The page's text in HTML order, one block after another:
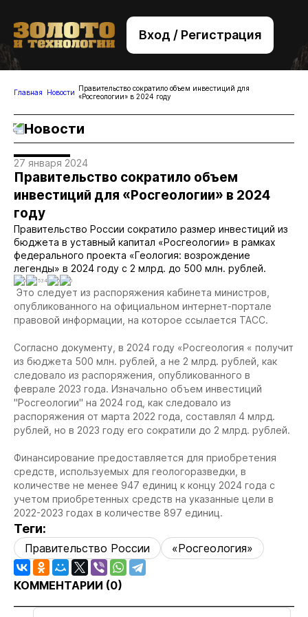
Вход / Регистрация
+7 (495) 221-76-32
bsv@zolteh.ru
Главная Новости Правительство сократило объем инвестиций для
«Росгеологии» в 2024 году
Новости
27 января 2024
Правительство сократило объем
инвестиций для «Росгеологии» в 2024
году
Правительство России сократило размер инвестиций из
бюджета в уставный капитал «Росгеологии» в рамках
федерального проекта «Геология: возрождение
легенды» в 2024 году с 2 млрд. до 500 млн. рублей.
0 1534 0 0
Это следует из распоряжения кабинета министров,
опубликованного на официальном интернет-портале
правовой информации, на которое ссылается ТАСС.
Согласно документу, в 2024 году «Росгеология « получит
из бюджета 500 млн. рублей, а не 2 млрд. рублей, как
следовало из распоряжения, опубликованного в
феврале 2023 года. Изначально объем инвестиций
"Росгеологии" на 2024 год, как следовало из
распоряжения от марта 2022 года, составлял 4 млрд.
рублей, но в 2023 году его сократили до 2 млрд. рублей.
Финансирование предоставляется для приобретения
средств, используемых для геологоразведки, в
количестве не менее 947 единиц к концу 2024 года с
учетом приобретенных средств на указанные цели в
2022-2023 годах в количестве 897 единиц.
Теги:
Правительство России «Росгеология»
КОММЕНТАРИИ (0)